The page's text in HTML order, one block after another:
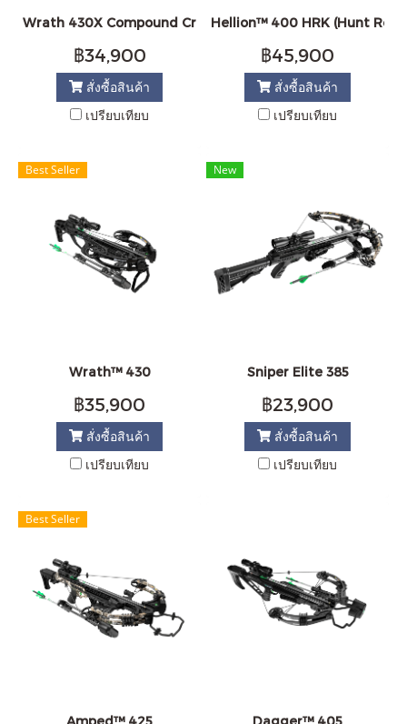
Wrath 430X Compound Crossbow
฿34,900
สั่งซื้อสินค้า
เปรียบเทียบ
Hellion™ 400 HRK (Hunt
฿45,900
สั่งซื้อสินค้า
เปรียบเทียบ
Best Seller
Wrath™ 430
฿35,900
สั่งซื้อสินค้า
เปรียบเทียบ
New
Sniper Elite 385
฿23,900
สั่งซื้อสินค้า
เปรียบเทียบ
Best Seller
Amped™ 425 Dagger™ 405